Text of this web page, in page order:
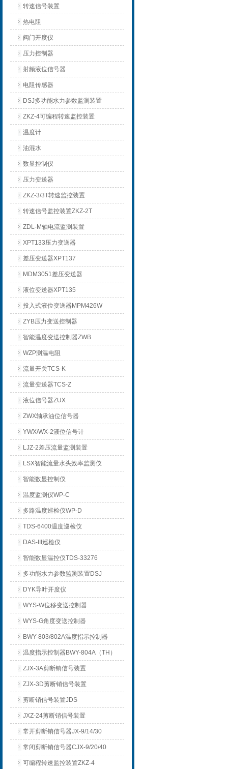
转速信号装置
热电阻
阀门开度仪
压力控制器
射频液位信号器
电阻传感器
DSJ多功能水力参数监测装置
ZKZ-4可编程转速监控装置
温度计
油混水
数显控制仪
压力变送器
ZKZ-3/3T转速监控装置
转速信号监控装置ZKZ-2T
ZDL-M轴电流监测装置
XPT133压力变送器
差压变送器XPT137
MDM3051差压变送器
液位变送器XPT135
投入式液位变送器MPM426W
ZYB压力变送控制器
智能温度变送控制器ZWB
WZP测温电阻
流量开关TCS-K
流量变送器TCS-Z
液位信号器ZUX
ZWX轴承油位信号器
YWX/WX-2液位信号计
LJZ-2差压流量监测装置
LSX智能流量水头效率监测仪
智能数显控制仪
温度监测仪WP-C
多路温度巡检仪WP-D
TDS-6400温度巡检仪
DAS-III巡检仪
智能数显温控仪TDS-33276
多功能水力参数监测装置DSJ
DYK导叶开度仪
WYS-W位移变送控制器
WYS-G角度变送控制器
BWY-803/802A温度指示控制器
温度指示控制器BWY-804A（TH）
ZJX-3A剪断销信号装置
ZJX-3D剪断销信号装置
剪断销信号装置JDS
JXZ-24剪断销信号装置
常开剪断销信号器JX-9/14/30
常闭剪断销信号器CJX-9/20/40
可编程转速监控装置ZKZ-4